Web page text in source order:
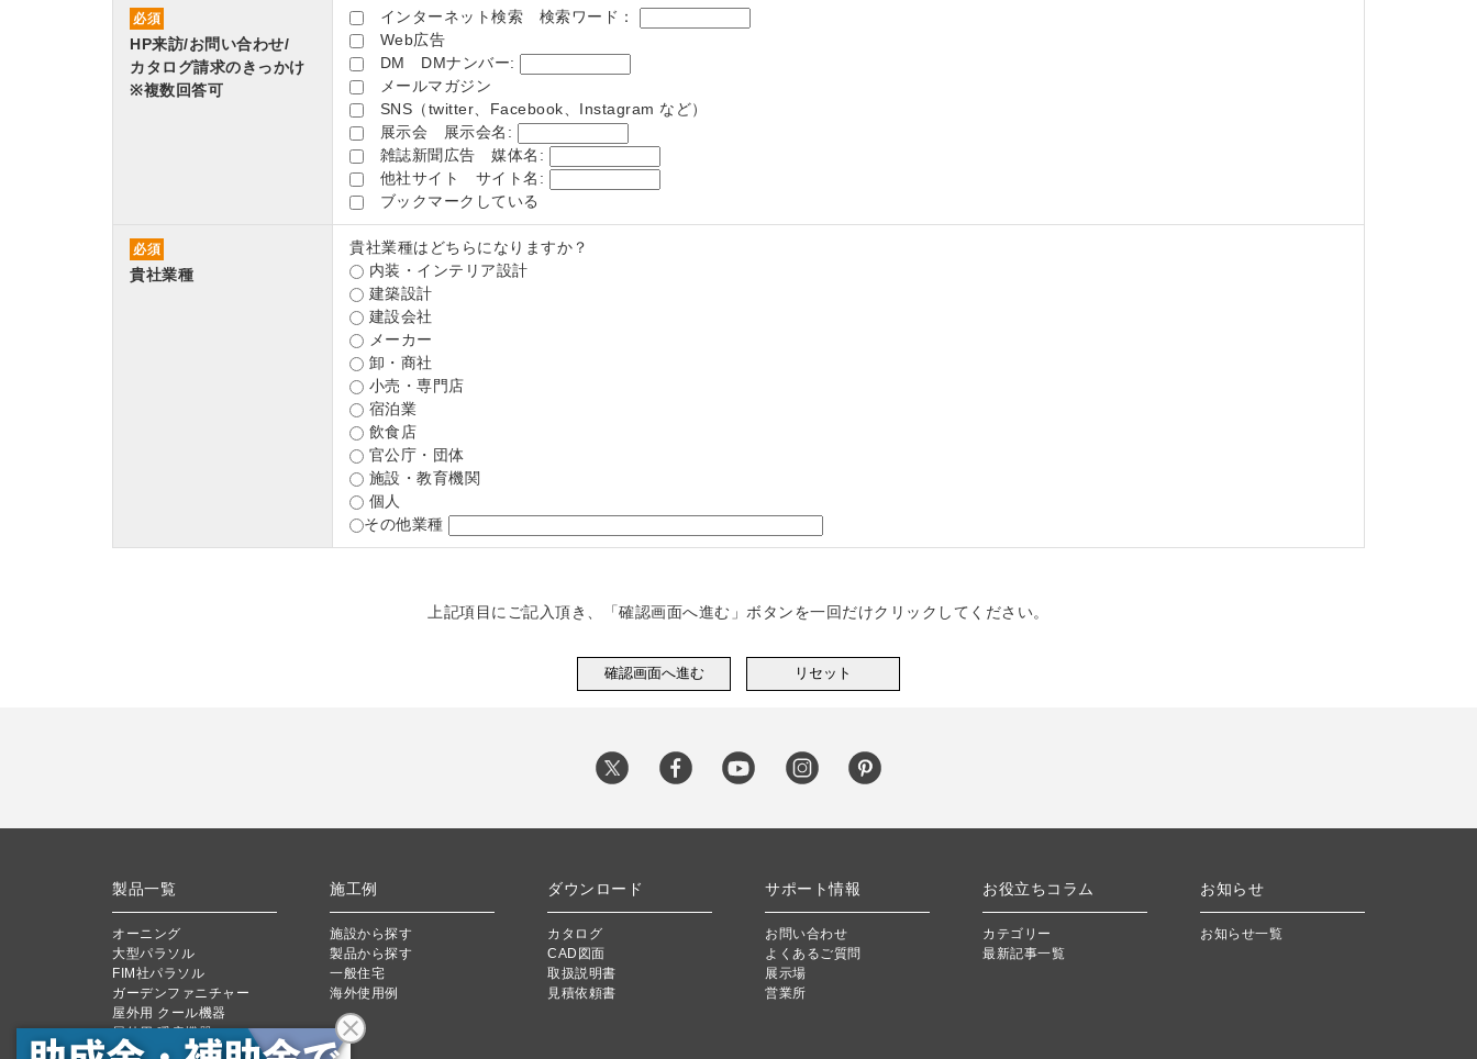
必須
HP来訪/お問い合わせ/
カタログ請求のきっかけ
※複数回答可
インターネット検索 検索ワード：
Web広告
DM DMナンバー:
メールマガジン
SNS（twitter、Facebook、Instagram など）
展示会 展示会名:
雑誌新聞広告 媒体名:
他社サイト サイト名:
ブックマークしている
必須
貴社業種
貴社業種はどちらになりますか？
内装・インテリア設計
建築設計
建設会社
メーカー
卸・商社
小売・専門店
宿泊業
飲食店
官公庁・団体
施設・教育機関
個人
その他業種
上記項目にご記入頂き、「確認画面へ進む」ボタンを一回だけクリックしてください。
製品一覧
オーニング
大型パラソル
FIM社パラソル
ガーデンファニチャー
屋外用 クール機器
屋外用 暖房機器
製品用キャンバス
施工例
施設から探す
製品から探す
一般住宅
海外使用例
ダウンロード
カタログ
CAD図面
取扱説明書
見積依頼書
サポート情報
お問い合わせ
よくあるご質問
展示場
営業所
お役立ちコラム
カテゴリー
最新記事一覧
お知らせ
お知らせ一覧